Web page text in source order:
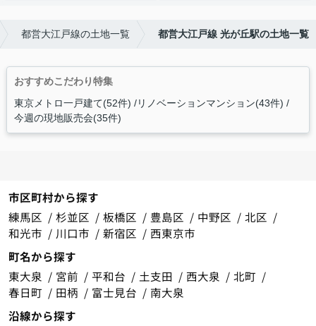
都営大江戸線の土地一覧 都営大江戸線 光が丘駅の土地一覧
おすすめこだわり特集
東京メトロ一戸建て(52件) リノベーションマンション(43件)
今週の現地販売会(35件)
市区町村から探す
練馬区
杉並区 板橋区 豊島区 中野区
北区
和光市
川口市 新宿区
西東京市
町名から探す
東大泉
宮前 平和台 土支田 西大泉
北町
春日町
田柄 富士見台
南大泉
沿線から探す